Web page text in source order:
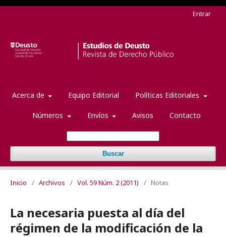
Acerca de Equipo Editorial Políticas Editoriales
Números Envíos Avisos Contacto
Buscar
Entrar
Inicio / Archivos / Vol. 59 Núm. 2 (2011) / Notas
La necesaria puesta al día del
régimen de la modificación de la